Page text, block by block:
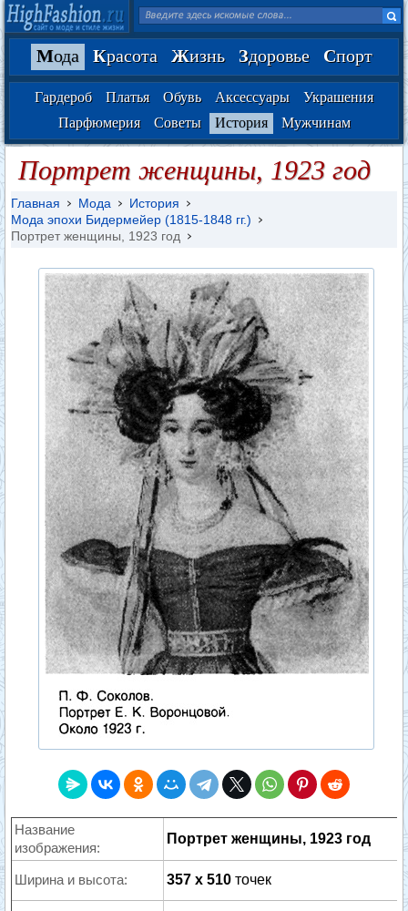
Мода Красота Жизнь Здоровье Спорт
Гардероб Платья Обувь Аксессуары
Украшения
Парфюмерия
Советы История Мужчинам
Портрет женщины, 1923 год
Главная Мода
История
Мода эпохи Бидермейер (1815-1848 гг.)
Портрет женщины, 1923 год
Название
изображения:
Портрет женщины, 1923 год
Ширина и высота: 357 x 510 точек